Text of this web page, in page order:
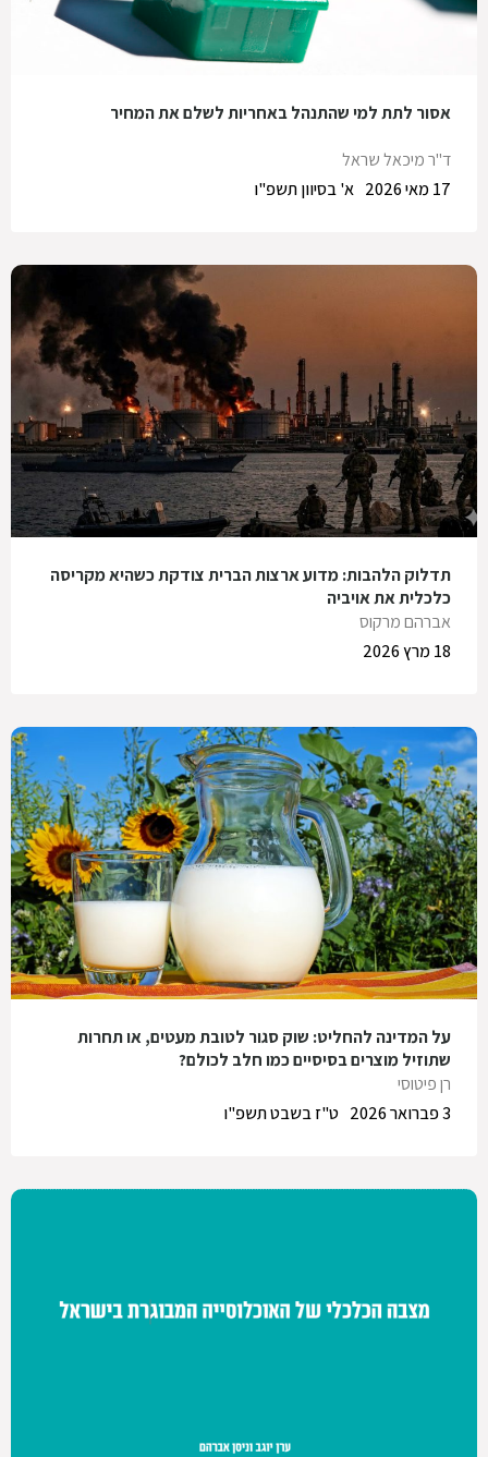
אסור לתת למי שהתנהל באחריות לשלם את המחיר
ד"ר מיכאל שראל
א' בסיוון תשפ"ו
17 מאי 2026
תדלוק הלהבות: מדוע ארצות הברית צודקת כשהיא מקריסה
כלכלית את אויביה
אברהם מרקוס
18 מרץ 2026
על המדינה להחליט: שוק סגור לטובת מעטים, או תחרות
שתוזיל מוצרים בסיסיים כמו חלב לכולם?
רן פיטוסי
ט"ז בשבט תשפ"ו
3 פברואר 2026